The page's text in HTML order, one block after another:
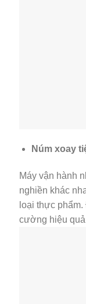
Núm xoay
Máy vận hành
nghiền khác
loại thực
cường hiệu quả